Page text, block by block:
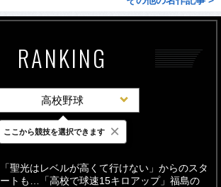
RANKING
高校野球
最新 24時間 週間
「聖光はレベルが高くて行けない」からのスタ
ートも…「高校で球速15キロアップ」福島の
ここから競技を選択できます ×